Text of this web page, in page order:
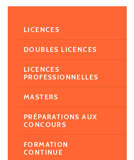
LICENCES
DOUBLES LICENCES
LICENCES
PROFESSIONNELLES
MASTERS
PRÉPARATIONS AUX
CONCOURS
FORMATION
CONTINUE